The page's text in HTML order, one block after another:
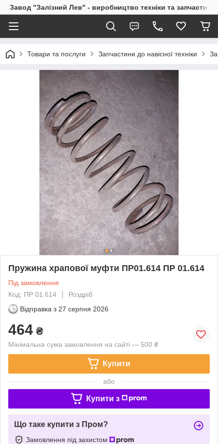
Завод "Залізний Лев" - виробництво техніки та запчастин
Товари та послуги Запчастини до навісної техніки
Пружина храпової муфти ПР01.614 ПР 01.614
Під замовлення
Код: ПР 01.614
Роздріб
Відправка з 27 серпня 2026
464 ₴
Мінімальна сума замовлення на сайті — 500 ₴
Купити
або
Купити з
Що таке купити з Пром?
Замовлення під захистом